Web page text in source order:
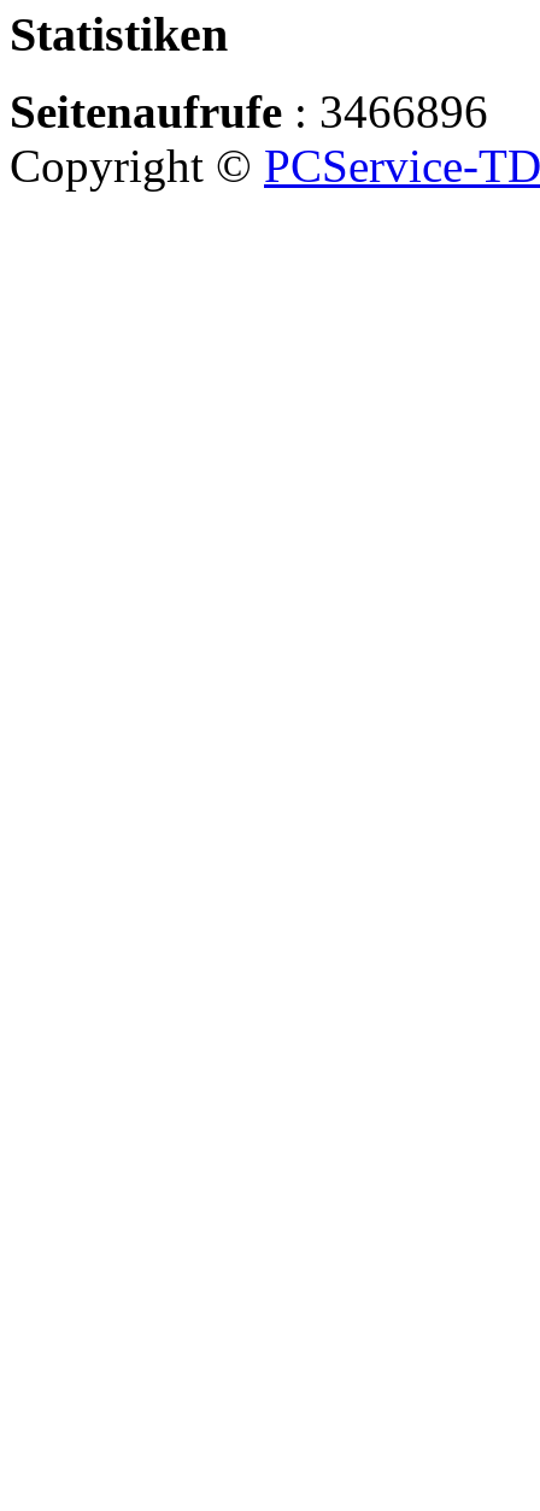
Statistiken
Seitenaufrufe : 3466896
Copyright © PCService-TD